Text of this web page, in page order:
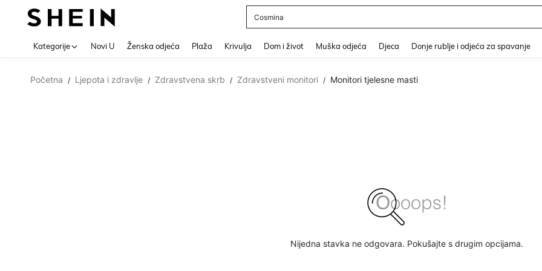
Poster
Kategorije Novi U Ženska odjeća Plaža Krivulja Dom i život Muška odjeća Djeca Donje rublje i odjeća za spavanje
Početna / Ljepota i zdravlje / Zdravstvena skrb / Zdravstveni monitori / Monitori tjelesne masti
Nijedna stavka ne odgovara. Pokušajte s drugim opcijama.